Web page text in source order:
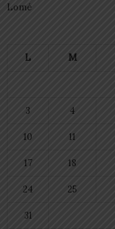
Lomé
L M
3 4
10 11
17 18
24 25
31